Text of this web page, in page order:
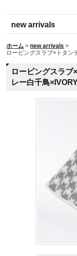
new arrivals
ホーム > new arrivals >
ロービングスラブ×トタ
ロービングスラ
レー白千鳥